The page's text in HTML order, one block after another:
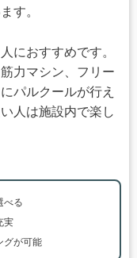
す。
におすすめです。
力マシン、フリー
パルクールが行え
人は施設内で楽し
べる
実
グが可能